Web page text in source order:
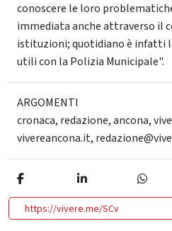
conoscere le loro
immediata anche attraverso il
istituzioni; quotidiano è infatti
utili con la Polizia Municipale".
ARGOMENTI
cronaca, redazione,ancona,
vivereancona.it,
https://vivere.me/SCv